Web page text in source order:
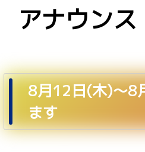
アナウンス
8月12日(木)～8
ます